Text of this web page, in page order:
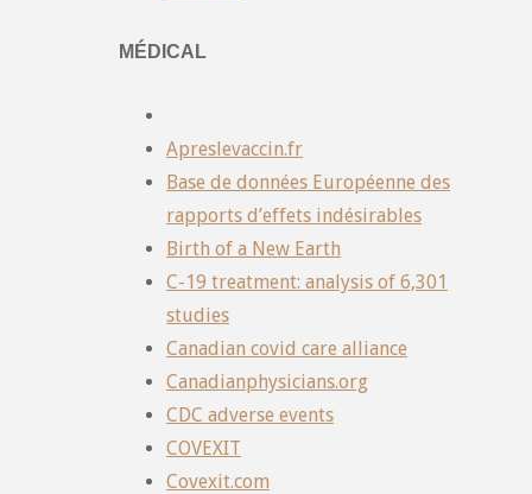
MÉDICAL
Apreslevaccin.fr
Base de données Européenne des
rapports d’effets indésirables
Birth of a New Earth
C-19 treatment: analysis of 6,301
studies
Canadian covid care alliance
Canadianphysicians.org
CDC adverse events
COVEXIT
Covexit.com